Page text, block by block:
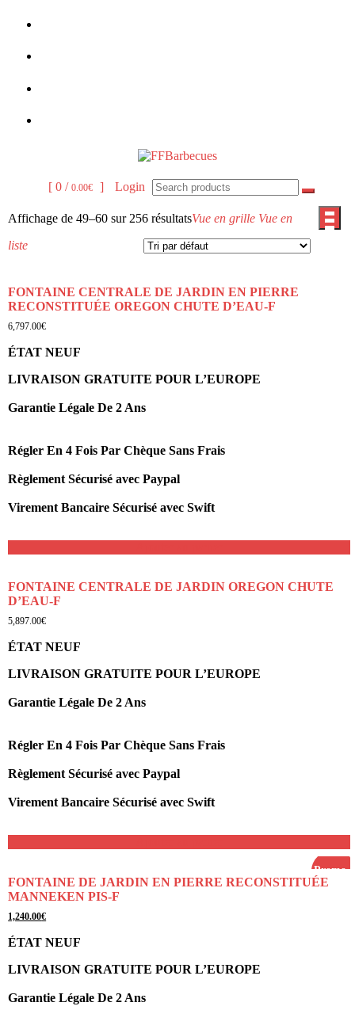
Skip
content
Vente et
Production de
Barbecues et
Fours
[ 0 / 0.00€ ] Login
Affichage de 49–60 sur 256 résultatsVue en grille Vue en
liste
FONTAINE CENTRALE DE JARDIN EN PIERRE
RECONSTITUÉE OREGON CHUTE D’EAU-F
6,797.00€
ÉTAT NEUF
LIVRAISON GRATUITE POUR L’EUROPE
Garantie Légale De 2 Ans
Régler En 4 Fois Par Chèque Sans Frais
Règlement Sécurisé avec Paypal
Virement Bancaire Sécurisé avec Swift
FONTAINE CENTRALE DE JARDIN OREGON CHUTE
D’EAU-F
5,897.00€
ÉTAT NEUF
LIVRAISON GRATUITE POUR L’EUROPE
Garantie Légale De 2 Ans
Régler En 4 Fois Par Chèque Sans Frais
Règlement Sécurisé avec Paypal
Virement Bancaire Sécurisé avec Swift
Promo !
FONTAINE DE JARDIN EN PIERRE RECONSTITUÉE
MANNEKEN PIS-F
Le
initial
1,340.00€.
1,240.00€
actuel
1,240.00€.
ÉTAT NEUF
LIVRAISON GRATUITE POUR L’EUROPE
Garantie Légale De 2 Ans